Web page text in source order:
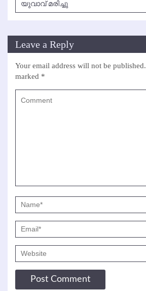
യുവാവ് മരിച്ചു
Leave a Reply
Your email address will not be published.
marked *